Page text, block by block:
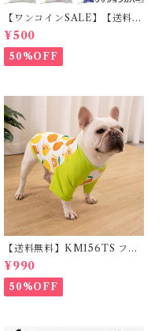
【ワンコインSALE】【送料無
料】KM503G クッションカバ
ー フレンチブルドッグ クリー
ム フレブル
¥500
50%OFF
【送料無料】KM156TS フレ
ブル Tシャツ フレンチブルド
ック レモン柄 犬服 ドックウェ
ア
¥990
50%OFF